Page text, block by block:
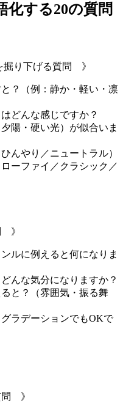
化する20の質問
掘り下げる質問 》
？（例：静か・軽い・凛
どんな感じですか？
陽・硬い光）が似合いま
んやり／ニュートラル）
ーファイ／クラシック／
》
ルに例えると何になりま
んな気分になりますか？
と？（雰囲気・振る舞
ラデーションでもOKで
問 》